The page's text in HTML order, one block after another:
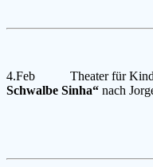
4.Feb Theater für
Schwalbe Sinha“ nach